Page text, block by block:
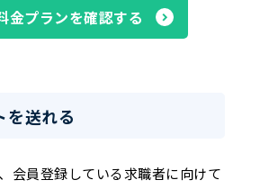
金プランを確認する
を送れる
会員登録している求職者に向けて